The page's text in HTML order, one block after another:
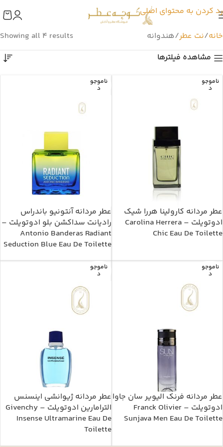
رد کردن به محتوای اصلی
خانه نت عطر هندوانه
Showing all 4 results
مشاهده فیلترها
ناموجو
د
عطر مردانه کارولینا هررا شیک
ادوتویلت – Carolina Herrera
Chic Eau De Toilette
ناموجو
د
عطر مردانه آنتونیو باندراس
رادیانت سداکشن بلو ادوتویلت –
Antonio Banderas Radiant
Seduction Blue Eau De Toilette
ناموجو
د
عطر مردانه فرنک الیویر سان جاوا
ادوتویلت – Franck Olivier
Sunjava Men Eau De Toilette
ناموجو
د
عطر مردانه ژیوانشی اینسنس
الترامارین ادوتویلت – Givenchy
Insense Ultramarine Eau De
Toilette